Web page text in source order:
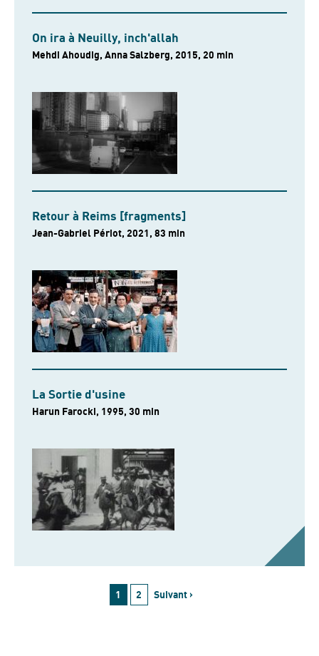
On ira à Neuilly, inch'allah
Mehdi Ahoudig, Anna Salzberg, 2015, 20 min
Retour à Reims [fragments]
Jean-Gabriel Périot, 2021, 83 min
La Sortie d'usine
Harun Farocki, 1995, 30 min
1 2 Suivant ›